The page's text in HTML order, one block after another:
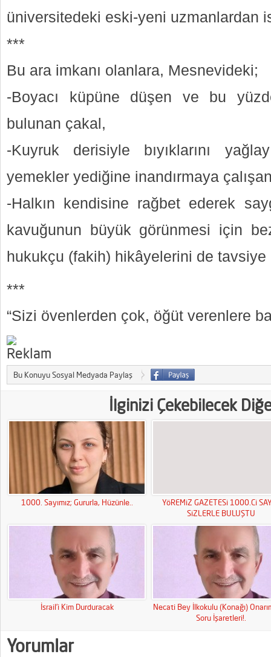
üniversitedeki eski-yeni uzmanlardan
***
Bu ara imkanı olanlara, Mesnevideki;
-Boyacı küpüne düşen ve bu
bulunan çakal,
-Kuyruk derisiyle bıyıklarını
yemekler yediğine inandırmaya
-Halkın kendisine rağbet ederek
kavuğunun büyük görünmesi için
hukukçu (fakih) hikâyelerini de tavsiye
***
“Sizi övenlerden çok, öğüt verenlere
Bu Konuyu Sosyal Medyada Paylaş
İlginizi Çekebilecek
1000. Sayımız; Gururla, Hüzünle..
YöREMiZ GAZETESi 1000.Ci
SiZLERLE BULUŞTU
İsrail’i Kim Durduracak
Necati Bey İlkokulu (Konağı)
Soru İşaretleri!.
Yorumlar